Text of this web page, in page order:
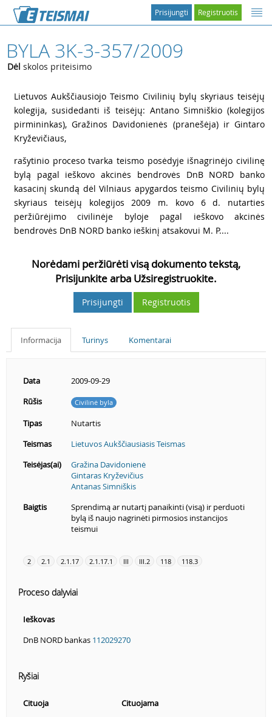
Registruotis
Prisijungti
BYLA 3K-3-357/2009
Dėl skolos priteisimo
Lietuvos Aukščiausiojo Teismo Civilinių bylų skyriaus teisėjų
kolegija, susidedanti iš teisėjų: Antano Simniškio (kolegijos
pirmininkas), Gražinos Davidonienės (pranešėja) ir Gintaro
Kryževičiaus,
rašytinio proceso tvarka teismo posėdyje išnagrinėjo civilinę
bylą pagal ieškovo akcinės bendrovės DnB NORD banko
kasacinį skundą dėl Vilniaus apygardos teismo Civilinių bylų
skyriaus teisėjų kolegijos 2009 m. kovo 6 d. nutarties
peržiūrėjimo civilinėje byloje pagal ieškovo akcinės
bendrovės DnB NORD banko ieškinį atsakovui M. P....
Norėdami peržiūrėti visą dokumento tekstą,
Prisijunkite arba Užsiregistruokite.
Prisijungti Registruotis
Informacija Turinys Komentarai
Data
2009-09-29
Rūšis
Civilinė byla
Tipas
Nutartis
Teismas
Lietuvos Aukščiausiasis Teismas
Teisėjas(ai)
Gražina Davidonienė
Gintaras Kryževičius
Antanas Simniškis
Baigtis
Sprendimą ar nutartį panaikinti (visą) ir perduoti
bylą iš naujo nagrinėti pirmosios instancijos
teismui
2 2.1 2.1.17 2.1.17.1 III III.2 118 118.3
Proceso dalyviai
Ieškovas
DnB NORD bankas 112029270
Ryšiai
Cituoja
Cituojama